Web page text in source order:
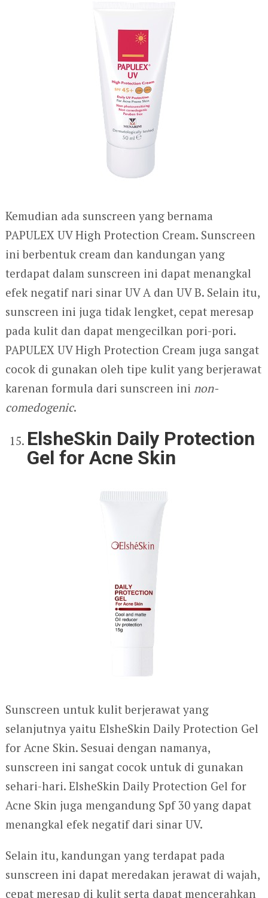
Kemudian ada sunscreen yang bernama
PAPULEX UV High Protection Cream. Sunscreen
ini berbentuk cream dan kandungan yang
terdapat dalam sunscreen ini dapat menangkal
efek negatif nari sinar UV A dan UV B. Selain itu,
sunscreen ini juga tidak lengket, cepat meresap
pada kulit dan dapat mengecilkan pori-pori.
PAPULEX UV High Protection Cream juga sangat
cocok di gunakan oleh tipe kulit yang berjerawat
karenan formula dari sunscreen ini non-
comedogenic.
ElsheSkin Daily Protection
Gel for Acne Skin
Sunscreen untuk kulit berjerawat yang
selanjutnya yaitu ElsheSkin Daily Protection Gel
for Acne Skin. Sesuai dengan namanya,
sunscreen ini sangat cocok untuk di gunakan
sehari-hari. ElsheSkin Daily Protection Gel for
Acne Skin juga mengandung Spf 30 yang dapat
menangkal efek negatif dari sinar UV.
Selain itu, kandungan yang terdapat pada
sunscreen ini dapat meredakan jerawat di wajah,
cepat meresap di kulit serta dapat mencerahkan